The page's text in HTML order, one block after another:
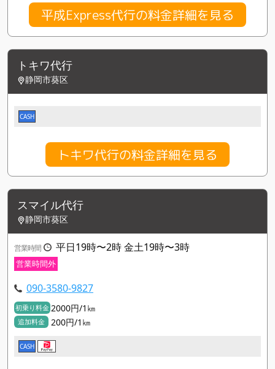
平成Express代行の料金詳細を見る
トキワ代行
静岡市葵区
CASH
トキワ代行の料金詳細を見る
スマイル代行
静岡市葵区
営業時間 平日19時〜2時 金土19時〜3時
営業時間外
090-3580-9827
初乗り料金 2000円/1㎞
追加料金 200円/1㎞
CASH